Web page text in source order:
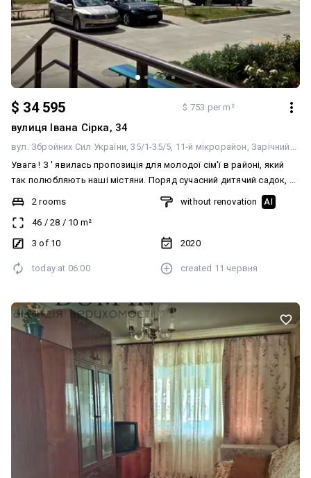
$ 34 595 $ 753 per m²
вулиця Івана Сірка, 34
вул. Збройних Сил України, 35/1-35/5 11-й мікрорайон Зарічний
Увага ! З ' явилась пропозиція для молодої сім'ї в районі, який
так полюбляють наші містяни. Поряд сучасний дитячий садок, в
пішій доступності маса магазинів різного напрямку. А
найголовніше - 5 хв і Ви на озері Чеха. "Євродвушка" в новому
будинку, який вже " вистоявся ". Чистий під' їзд, тамбур на 3
квартири. Новий ліфт. Ви можете перепланувати квартиру на
опаленням, яке на перших запитах зараз у покупців. А ще зручний
оселя , кредитування- не готові. Пропоную побачити квартиру
"вживу" і прийняти рішення. Оперативний показ гарантуємо.
Дзвоніть! Завжди на зв' язку.
2 rooms
46 / 28 / 10 m²
3 of 10
without renovation AI
2020
today at 06:00 created 11 червня